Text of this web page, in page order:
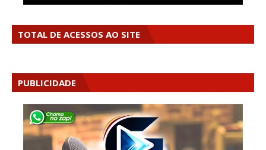
TOTAL DE ACESSOS AO SITE
PUBLICIDADE